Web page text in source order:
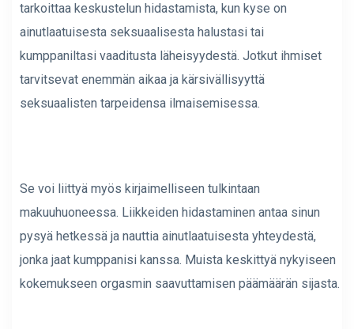
tarkoittaa keskustelun hidastamista, kun kyse on
ainutlaatuisesta seksuaalisesta halustasi tai
kumppaniltasi vaaditusta läheisyydestä. Jotkut ihmiset
tarvitsevat enemmän aikaa ja kärsivällisyyttä
seksuaalisten tarpeidensa ilmaisemisessa.
Se voi liittyä myös kirjaimelliseen tulkintaan
makuuhuoneessa. Liikkeiden hidastaminen antaa sinun
pysyä hetkessä ja nauttia ainutlaatuisesta yhteydestä,
jonka jaat kumppanisi kanssa. Muista keskittyä nykyiseen
kokemukseen orgasmin saavuttamisen päämäärän sijasta.